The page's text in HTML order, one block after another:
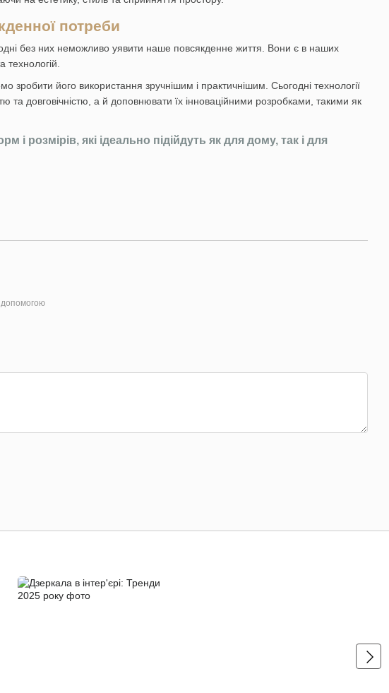
потреби
без них неможливо уявити наше повсякденне життя. Вони є в наших
технологій.
його використання зручнішим і практичнішим. Сьогодні технології
та довговічністю, а й доповнювати їх інноваційними розробками, такими як
розмірів, які ідеально підійдуть як для дому, так і для
допомогою